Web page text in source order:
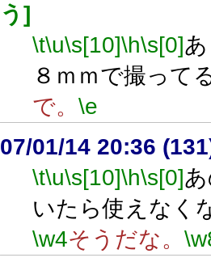
う]
\t\u\s[10]\h\s[0]
８ｍｍで撮って
で。 \e
07/01/14 20:36
\t\u\s[10]\h\s[0]
いたら使えなく
\w4そうだな。